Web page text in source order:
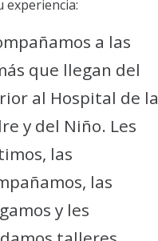
experiencia:
a las
que llegan del
al Hospital de la
y del Niño. Les
las
las
y les